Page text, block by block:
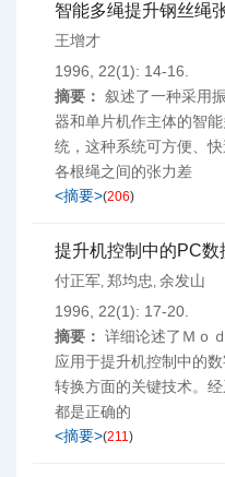
智能多绳提升钢丝绳
王增才
1996, 22(1): 14-16.
摘要： 叙述了一种采用
器和单片机作主体的智
统，这种系统可方便、
各根绳之间的张力差
<摘要>(206)
提升机控制中的PC数
付正军, 郑均忠 , 余发山
1996, 22(1): 17-20.
摘要： 详细论述了Ｍｏ
应用于提升机控制中的
转换方面的关键技术。
都是正确的
<摘要>(211)